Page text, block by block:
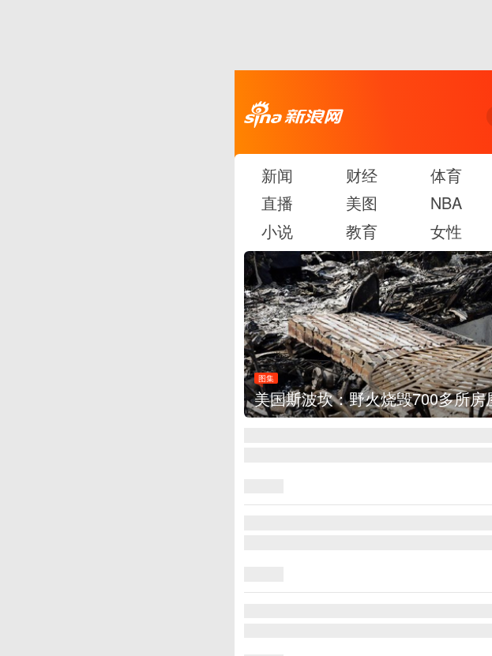
新闻 财经 体育
直播
美图 NBA
小说
教育 女性